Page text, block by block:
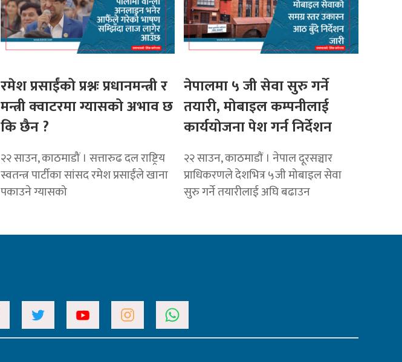
रमेश प्रसाईंको प्रश्नः प्रधानमन्त्री र
मन्त्री क्वाटरमा ग्यासको अभाव छ
कि छैन ?
२२ साउन, काठमाडौं । सत्तारुढ दल राष्ट्रिय
स्वतन्त्र पार्टीका सांसद रमेश प्रसाईंले खाना
पकाउने ग्यासको
नेपालमा ५ जी सेवा सुरु गर्ने
तयारी, मोबाइल कम्पनीलाई
कार्ययोजना पेश गर्न निर्देशन
२२ साउन, काठमाडाैं । नेपाल दूरसञ्चार
प्राधिकरणले देशभित्र ५जी मोबाइल सेवा
सुरु गर्ने तयारीलाई अघि बढाउन